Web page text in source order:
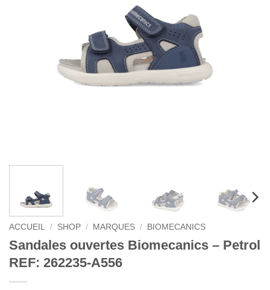
ACCUEIL / SHOP / MARQUES / BIOMECANICS
Sandales ouvertes Biomecanics – Petrol
REF: 262235-A556